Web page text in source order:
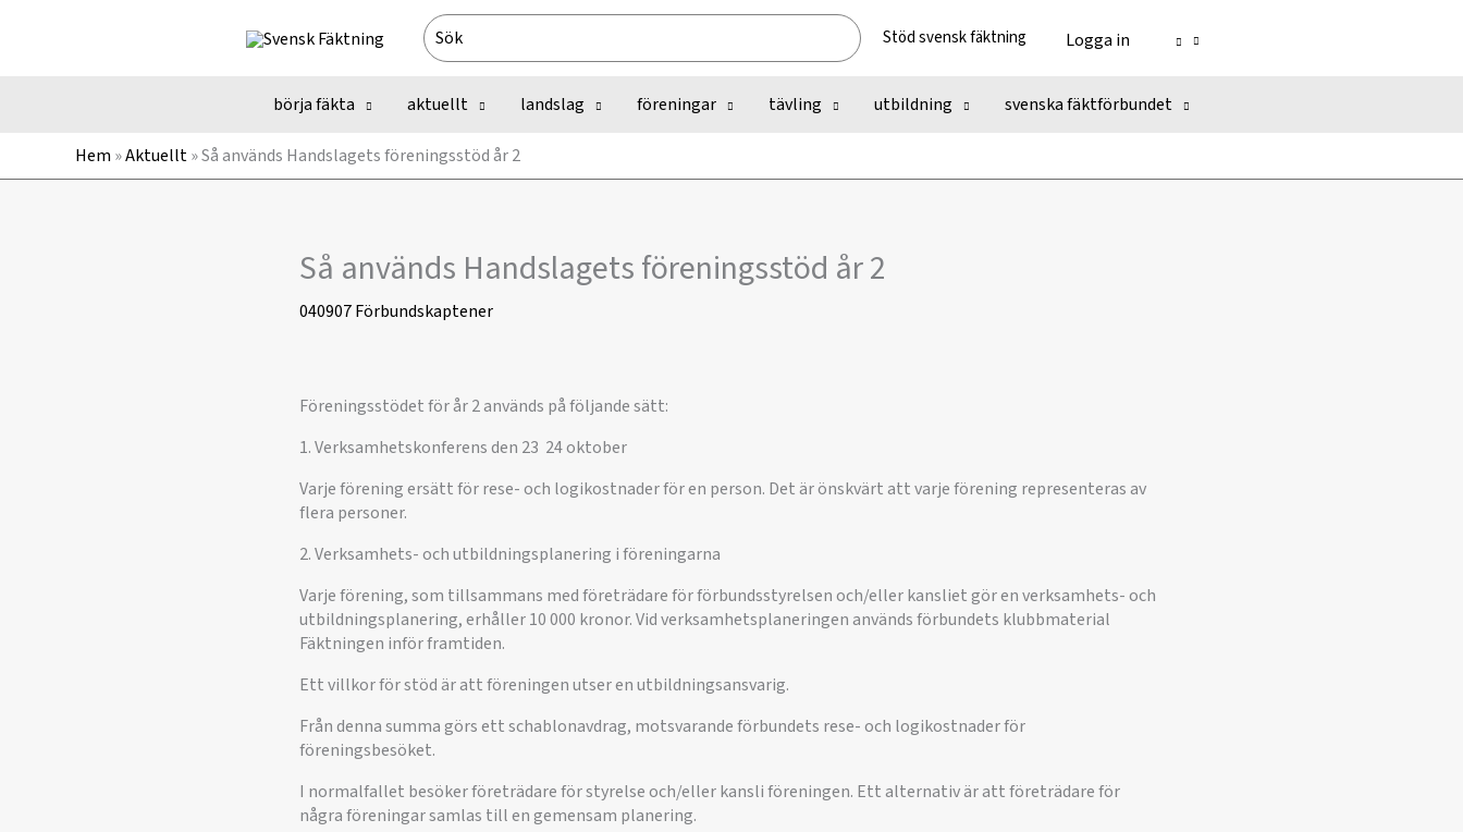
Search
for:
Stöd svensk fäktning Logga in
börja fäkta aktuellt landslag föreningar tävling utbildning svenska fäktförbundet
Hem »Aktuellt»Så används Handslagets föreningsstöd år 2
Så används Handslagets föreningsstöd år 2
040907Förbundskaptener
Föreningsstödet för år 2 används på följande sätt:
1. Verksamhetskonferens den 23  24 oktober
Varje förening ersätt för rese- och logikostnader för en person. Det är önskvärt att varje förening representeras av
flera personer.
2. Verksamhets- och utbildningsplanering i föreningarna
Varje förening, som tillsammans med företrädare för förbundsstyrelsen och/eller kansliet gör en verksamhets- och
utbildningsplanering, erhåller 10 000 kronor. Vid verksamhetsplaneringen används förbundets klubbmaterial
Fäktningen inför framtiden.
Ett villkor för stöd är att föreningen utser en utbildningsansvarig.
Från denna summa görs ett schablonavdrag, motsvarande förbundets rese- och logikostnader för
föreningsbesöket.
I normalfallet besöker företrädare för styrelse och/eller kansli föreningen. Ett alternativ är att företrädare för
några föreningar samlas till en gemensam planering.